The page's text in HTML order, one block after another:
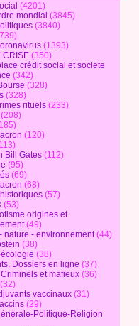
(4201)
mondial (3845)
(3840)
(1393)
CRISE (350)
crédit social et societe
(342)
(328)
(328)
rituels (233)
(208)
(120)
Bill Gates (112)
(95)
(69)
(68)
(57)
(53)
origines et
(49)
nature - environnement(44)
(38)
(38)
Dossiers en ligne (37)
et mafieux (36)
(32)
vaccinaux (31)
(29)
Politique-Religion